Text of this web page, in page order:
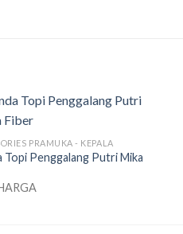
PRAMUKA - KEPALA
Topi Penggalang Putri Mika